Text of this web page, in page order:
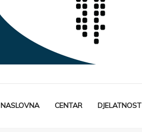
NASLOVNA CENTAR DJELATNOST